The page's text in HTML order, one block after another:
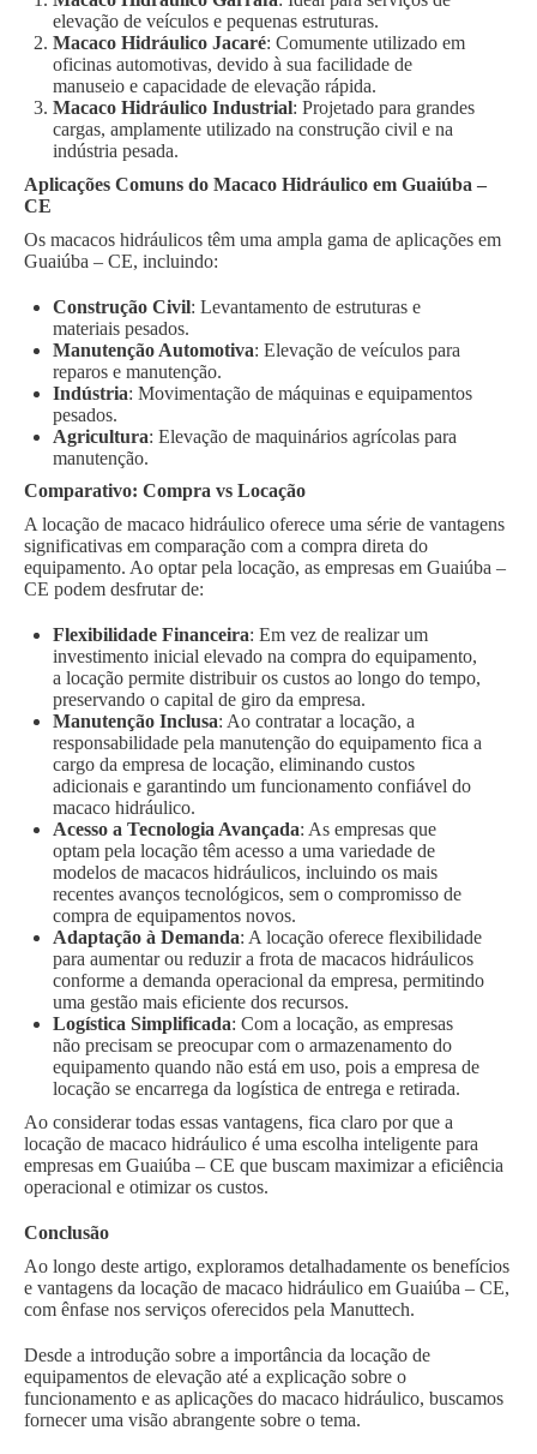
elevação de veículos e pequenas estruturas.
Macaco Hidráulico Jacaré: Comumente utilizado em
oficinas automotivas, devido à sua facilidade de
manuseio e capacidade de elevação rápida.
Macaco Hidráulico Industrial: Projetado para grandes
cargas, amplamente utilizado na construção civil e na
indústria pesada.
Aplicações Comuns do Macaco Hidráulico em Guaiúba –
CE
Os macacos hidráulicos têm uma ampla gama de aplicações em
Guaiúba – CE, incluindo:
Construção Civil: Levantamento de estruturas e
materiais pesados.
Manutenção Automotiva: Elevação de veículos para
reparos e manutenção.
Indústria: Movimentação de máquinas e equipamentos
pesados.
Agricultura: Elevação de maquinários agrícolas para
manutenção.
Comparativo: Compra vs Locação
A locação de macaco hidráulico oferece uma série de vantagens
significativas em comparação com a compra direta do
equipamento. Ao optar pela locação, as empresas em Guaiúba –
CE podem desfrutar de:
Flexibilidade Financeira: Em vez de realizar um
investimento inicial elevado na compra do equipamento,
a locação permite distribuir os custos ao longo do tempo,
preservando o capital de giro da empresa.
Manutenção Inclusa: Ao contratar a locação, a
responsabilidade pela manutenção do equipamento fica a
cargo da empresa de locação, eliminando custos
adicionais e garantindo um funcionamento confiável do
macaco hidráulico.
Acesso a Tecnologia Avançada: As empresas que
optam pela locação têm acesso a uma variedade de
modelos de macacos hidráulicos, incluindo os mais
recentes avanços tecnológicos, sem o compromisso de
compra de equipamentos novos.
Adaptação à Demanda: A locação oferece flexibilidade
para aumentar ou reduzir a frota de macacos hidráulicos
conforme a demanda operacional da empresa, permitindo
uma gestão mais eficiente dos recursos.
Logística Simplificada: Com a locação, as empresas
não precisam se preocupar com o armazenamento do
equipamento quando não está em uso, pois a empresa de
locação se encarrega da logística de entrega e retirada.
Ao considerar todas essas vantagens, fica claro por que a
locação de macaco hidráulico é uma escolha inteligente para
empresas em Guaiúba – CE que buscam maximizar a eficiência
operacional e otimizar os custos.
Conclusão
Ao longo deste artigo, exploramos detalhadamente os benefícios
e vantagens da locação de macaco hidráulico em Guaiúba – CE,
com ênfase nos serviços oferecidos pela Manuttech.
Desde a introdução sobre a importância da locação de
equipamentos de elevação até a explicação sobre o
funcionamento e as aplicações do macaco hidráulico, buscamos
fornecer uma visão abrangente sobre o tema.